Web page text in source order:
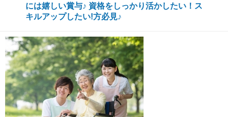
には嬉しい賞与♪ 資格をしっかり活かしたい！ス
キルアップしたい!方必見♪